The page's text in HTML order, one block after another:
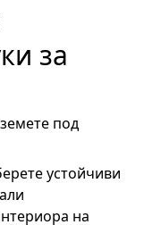
за
под
устойчиви
на